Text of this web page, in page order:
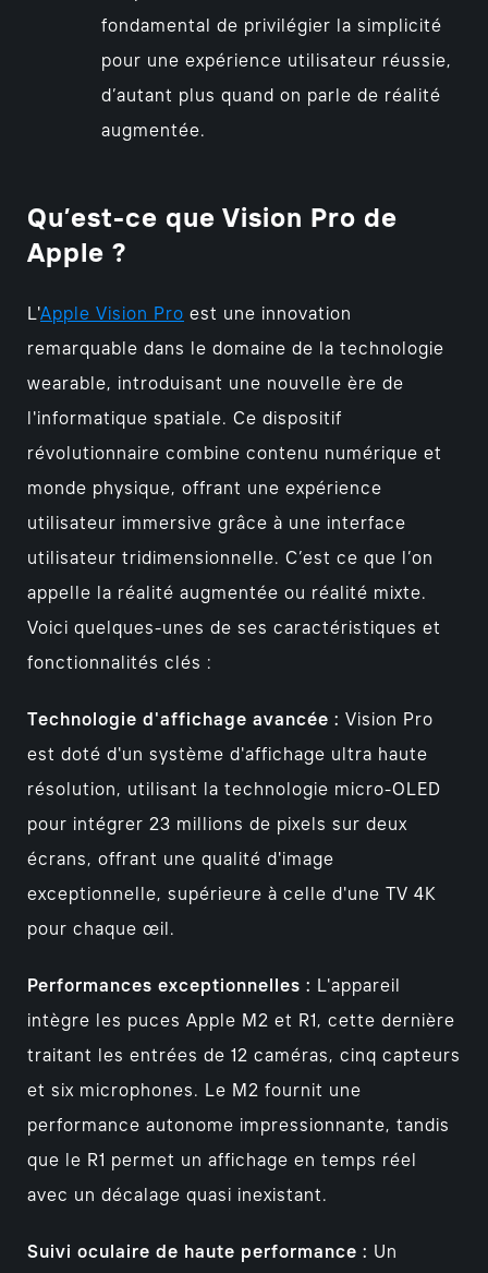
fondamental de privilégier la simplicité
pour une expérience utilisateur réussie,
d’autant plus quand on parle de réalité
augmentée.
Qu’est-ce que Vision Pro de
Apple ?
L'Apple Vision Pro est une innovation
remarquable dans le domaine de la technologie
wearable, introduisant une nouvelle ère de
l'informatique spatiale. Ce dispositif
révolutionnaire combine contenu numérique et
monde physique, offrant une expérience
utilisateur immersive grâce à une interface
utilisateur tridimensionnelle. C’est ce que l’on
appelle la réalité augmentée ou réalité mixte.
Voici quelques-unes de ses caractéristiques et
fonctionnalités clés :
Technologie d'affichage avancée : Vision Pro
est doté d'un système d'affichage ultra haute
résolution, utilisant la technologie micro-OLED
pour intégrer 23 millions de pixels sur deux
écrans, offrant une qualité d'image
exceptionnelle, supérieure à celle d'une TV 4K
pour chaque œil.
Performances exceptionnelles : L'appareil
intègre les puces Apple M2 et R1, cette dernière
traitant les entrées de 12 caméras, cinq capteurs
et six microphones. Le M2 fournit une
performance autonome impressionnante, tandis
que le R1 permet un affichage en temps réel
avec un décalage quasi inexistant.
Suivi oculaire de haute performance : Un